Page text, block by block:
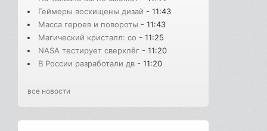
Геймеры восхищены дизай - 11:43
Масса героев и повороты - 11:43
Магический кристалл: со - 11:25
NASA тестирует сверхлёг - 11:20
В России разработали дв - 11:20
все новости